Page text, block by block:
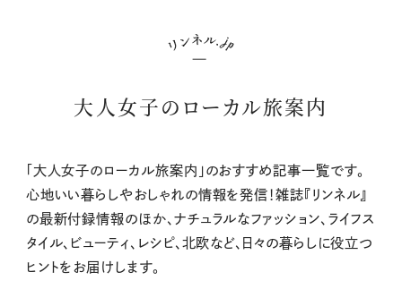
大人女子のローカル旅案内
「大人女子のローカル旅案内」のおすすめ記事一覧です。
心地いい暮らしやおしゃれの情報を発信！雑誌『リンネル』
の最新付録情報のほか、ナチュラルなファッション、ライフス
タイル、ビューティ、レシピ、北欧など、日々の暮らしに役立つ
ヒントをお届けします。